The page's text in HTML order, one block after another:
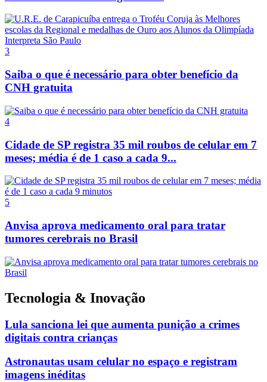
3
Saiba o que é necessário para obter benefício da
CNH gratuita
4
Cidade de SP registra 35 mil roubos de celular em 7
meses; média é de 1 caso a cada 9...
5
Anvisa aprova medicamento oral para tratar
tumores cerebrais no Brasil
Tecnologia & Inovação
Lula sanciona lei que aumenta punição a crimes
digitais contra crianças
Astronautas usam celular no espaço e registram
imagens inéditas